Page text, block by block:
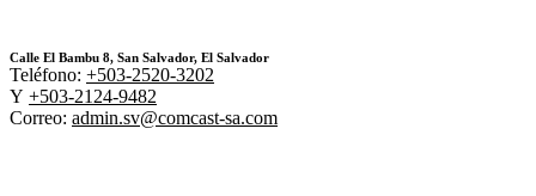
Calle El Bambu 8, San Salvador, El Salvador
Teléfono: +503-2520-3202
Y +503-2124-9482
Correo: admin.sv@comcast-sa.com